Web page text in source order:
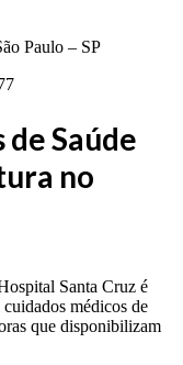
Paulo – SP
Saúde
no
Santa Cruz é
cuidados médicos de
que disponibilizam